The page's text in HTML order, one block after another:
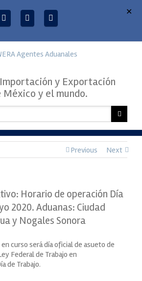
y Exportación
México y el mundo.
Previous Next
Horario de operación Día
2020. Aduanas: Ciudad
y Nogales Sonora
curso será día oficial de asueto de
Federal de Trabajo en
de Trabajo.
✕